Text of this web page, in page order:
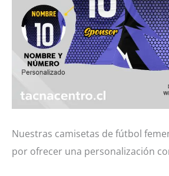
Nuestras camisetas de fútbol
por ofrecer una personalización